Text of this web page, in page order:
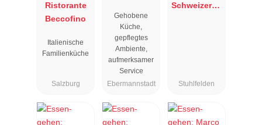
Ristorante
Beccofino
Italienische
Familienküche
Salzburg
"
Gehobene
Küche,
gepflegtes
Ambiente,
aufmerksamer
Service
Ebermannstadt
Schweizerha
Stuhlfelden